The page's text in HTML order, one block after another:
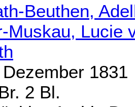
Beuthen,
Muskau, Lucie
1831
2 Bl.